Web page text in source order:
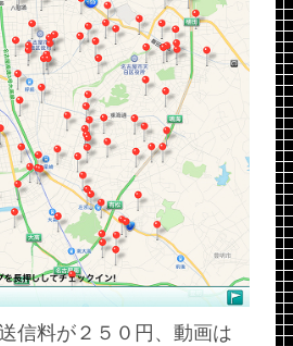
信料が２５０円、動画は